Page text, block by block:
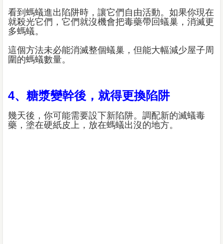
看到螞蟻進出陷阱時，讓它們自由活動。如果你現在
就殺光它們，它們就沒機會把毒藥帶回蟻巢，消滅更
多螞蟻。
這個方法未必能消滅整個蟻巢，但能大幅減少屋子周
圍的螞蟻數量。
4、糖漿變幹後，就得更換陷阱
幾天後，你可能需要設下新陷阱。調配新的滅蟻毒
藥，塗在硬紙皮上，放在螞蟻出沒的地方。